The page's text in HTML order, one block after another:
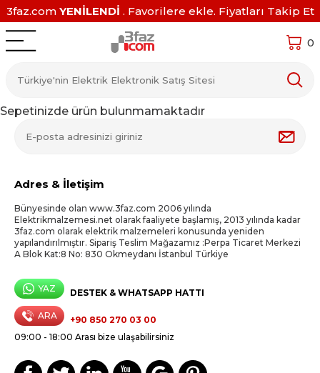
3faz.com YENİLENDİ . Favorilere ekle. Fiyatları Takip Et
0
Sepetinizde ürün bulunmamaktadır
Adres & İletişim
Bünyesinde olan www.3faz.com 2006 yılında
Elektrikmalzemesi.net olarak faaliyete başlamış, 2013 yılında kadar
3faz.com olarak elektrik malzemeleri konusunda yeniden
yapılandırılmıştır. Sipariş Teslim Mağazamız :Perpa Ticaret Merkezi
A Blok Kat:8 No: 830 Okmeydanı İstanbul Türkiye
YAZ DESTEK & WHATSAPP HATTI
ARA
+90 850 270 03 00
09:00 - 18:00 Arası bize ulaşabilirsiniz